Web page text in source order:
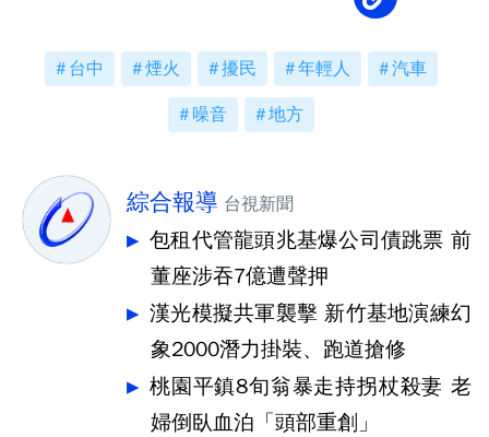
台中 煙火 擾民 年輕人 汽車
噪音 地方
綜合報導 台視新聞
包租代管龍頭兆基爆公司債跳票 前
董座涉吞7億遭聲押
漢光模擬共軍襲擊 新竹基地演練幻
象2000潛力掛裝、跑道搶修
桃園平鎮8旬翁暴走持拐杖殺妻 老
婦倒臥血泊「頭部重創」